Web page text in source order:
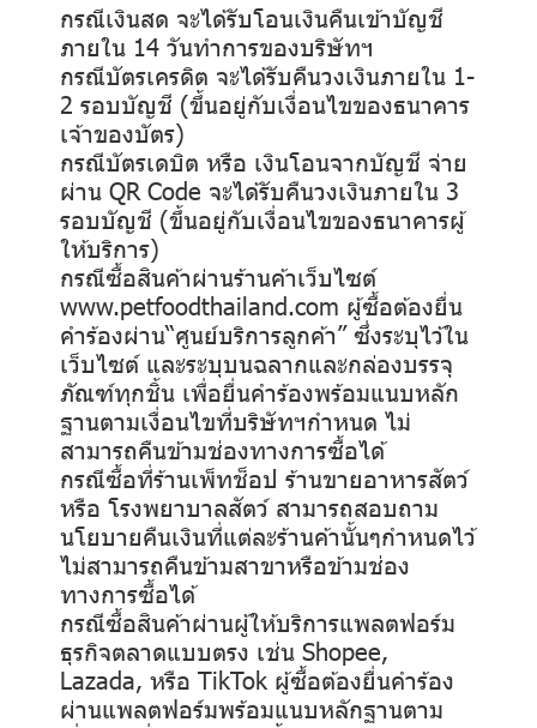
กรณีเงินสด จะได้รับโอนเงินคืนเข้าบัญชี
ภายใน 14 วันทำการของบริษัทฯ
กรณีบัตรเครดิต จะได้รับคืนวงเงินภายใน 1-
2 รอบบัญชี (ขึ้นอยู่กับเงื่อนไขของธนาคาร
เจ้าของบัตร)
กรณีบัตรเดบิต หรือ เงินโอนจากบัญชี จ่าย
ผ่าน QR Code จะได้รับคืนวงเงินภายใน 3
รอบบัญชี (ขึ้นอยู่กับเงื่อนไขของธนาคารผู้
ให้บริการ)
กรณีซื้อสินค้าผ่านร้านค้าเว็บไซต์
www.petfoodthailand.com ผู้ซื้อต้องยื่น
คำร้องผ่าน“ศูนย์บริการลูกค้า” ซึ่งระบุไว้ใน
เว็บไซต์ และระบุบนฉลากและกล่องบรรจุ
ภัณฑ์ทุกชิ้น เพื่อยื่นคำร้องพร้อมแนบหลัก
ฐานตามเงื่อนไขที่บริษัทฯกำหนด ไม่
สามารถคืนข้ามช่องทางการซื้อได้
กรณีซื้อที่ร้านเพ็ทช็อป ร้านขายอาหารสัตว์
หรือ โรงพยาบาลสัตว์ สามารถสอบถาม
นโยบายคืนเงินที่แต่ละร้านค้านั้นๆกำหนดไว้
ไม่สามารถคืนข้ามสาขาหรือข้ามช่อง
ทางการซื้อได้
กรณีซื้อสินค้าผ่านผู้ให้บริการแพลตฟอร์ม
ธุรกิจตลาดแบบตรง เช่น Shopee,
Lazada, หรือ TikTok ผู้ซื้อต้องยื่นคำร้อง
ผ่านแพลตฟอร์มพร้อมแนบหลักฐานตาม